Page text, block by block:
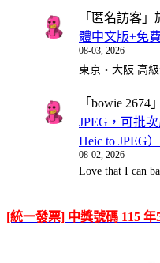
「 匿名訪客 」
體中文版+免費
08-03, 2026
東京・大阪 高
「 bowie 2674
JPEG，可批
Heic to JPEG）
08-02, 2026
Love that I can
[統一發票] 中獎號碼 115 年